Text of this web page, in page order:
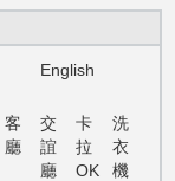
English
客
廳
交
誼
廳
卡
拉
OK
洗
衣
機